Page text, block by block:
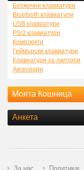
Безжични клавиатури
Bluetooth клавиатури
USB клавиатури
PS/2 клавиатури
Комплекти
Геймърски клавиатури
Клавиатури за лаптопи
Аксесоари
Моята Кошница
Анкета
За нас Политика